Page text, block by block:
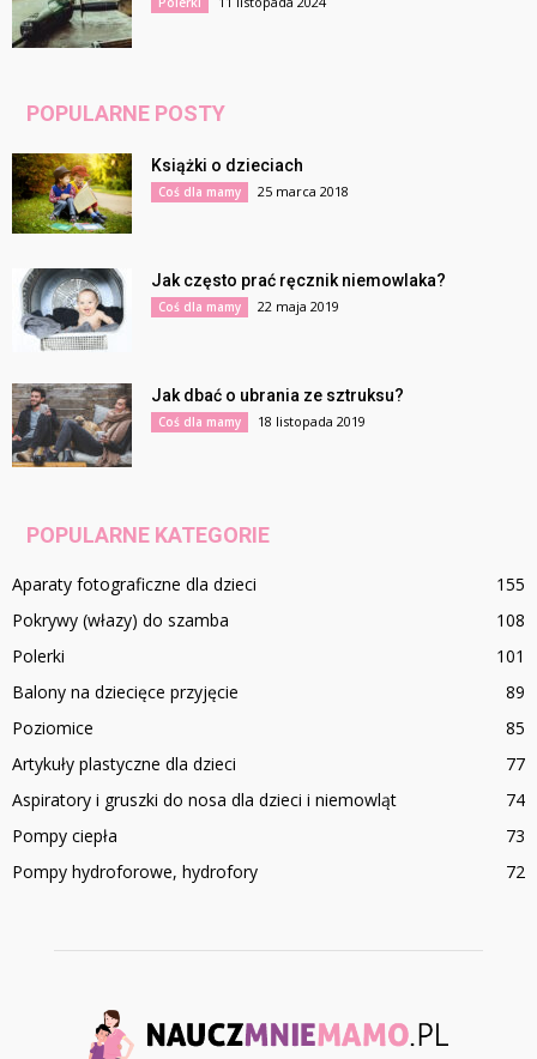
POPULARNE POSTY
Książki o dzieciach
Coś dla mamy 25 marca 2018
Jak często prać ręcznik niemowlaka?
Coś dla mamy 22 maja 2019
Jak dbać o ubrania ze sztruksu?
Coś dla mamy 18 listopada 2019
POPULARNE KATEGORIE
Aparaty fotograficzne dla dzieci
155
Pokrywy (włazy) do szamba
108
Polerki
101
Balony na dziecięce przyjęcie
89
Poziomice
85
Artykuły plastyczne dla dzieci
77
Aspiratory i gruszki do nosa dla dzieci i niemowląt
74
Pompy ciepła
73
Pompy hydroforowe, hydrofory
72